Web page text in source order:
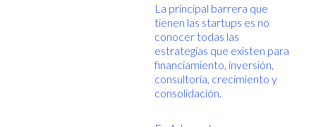
La principal barrera que
tienen las startups es no
conocer todas las
estrategias que existen para
financiamiento, inversión,
consultoría, crecimiento y
consolidación.